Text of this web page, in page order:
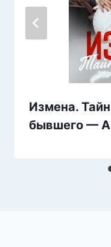
Измена.
бывшего —